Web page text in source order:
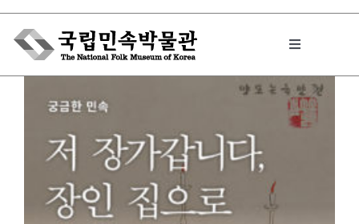
Skip
content
Toggle
박물관에서는
민속이야기